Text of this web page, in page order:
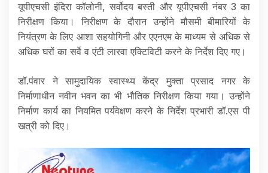
यूपीएचसी इंदिरा कॉलोनी, सर्वोदय बस्ती और यूपीएचसी नंबर 3 का
निरीक्षण किया। निरीक्षण के दौरान उन्होंने मौसमी बीमारियों के
नियंत्रण के लिए आशा सहयोगिनी और एएनएम के माध्यम से अधिक से
अधिक घरों का सर्वे व एंटी लारवा एक्टिविटी करने के निर्देश दिए गए।
डॉ.पंवार ने सामुदायिक स्वास्थ्य केंद्र मुक्ता प्रसाद नगर के
निर्माणाधीन नवीन भवन का भी भौतिक निरीक्षण किया गया। उन्होंने
निर्माण कार्य का नियमित पर्यवेक्षण करने के निर्देश प्रभारी डॉ.एस पी
खत्री को दिए।